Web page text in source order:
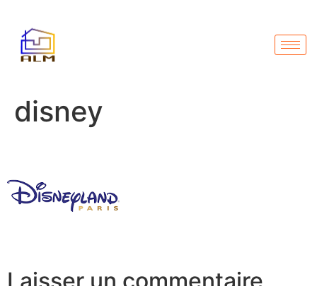
disney
Laisser un commentaire